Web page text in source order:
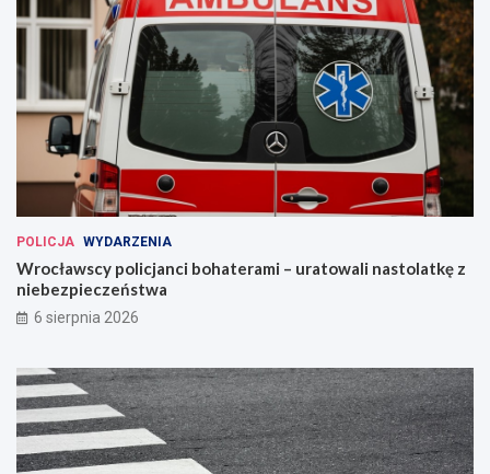
POLICJA WYDARZENIA
Wrocławscy policjanci bohaterami – uratowali nastolatkę z
niebezpieczeństwa
6 sierpnia 2026